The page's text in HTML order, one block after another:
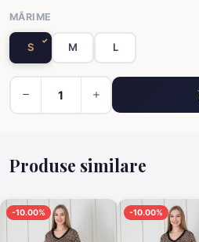
MĂRIME
S M L
Produse similare
-10.00% -10.00%